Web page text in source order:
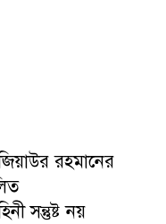
রহমানের
সন্তুষ্ট নয়